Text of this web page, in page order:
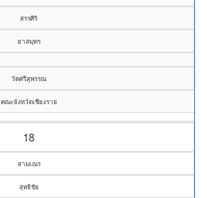
สรรศิริ
ยาสมุทร
วัดศรีสุพรรณ
คณะจังหวัดเชียงราย
18
สามเณร
สุทธิชัย